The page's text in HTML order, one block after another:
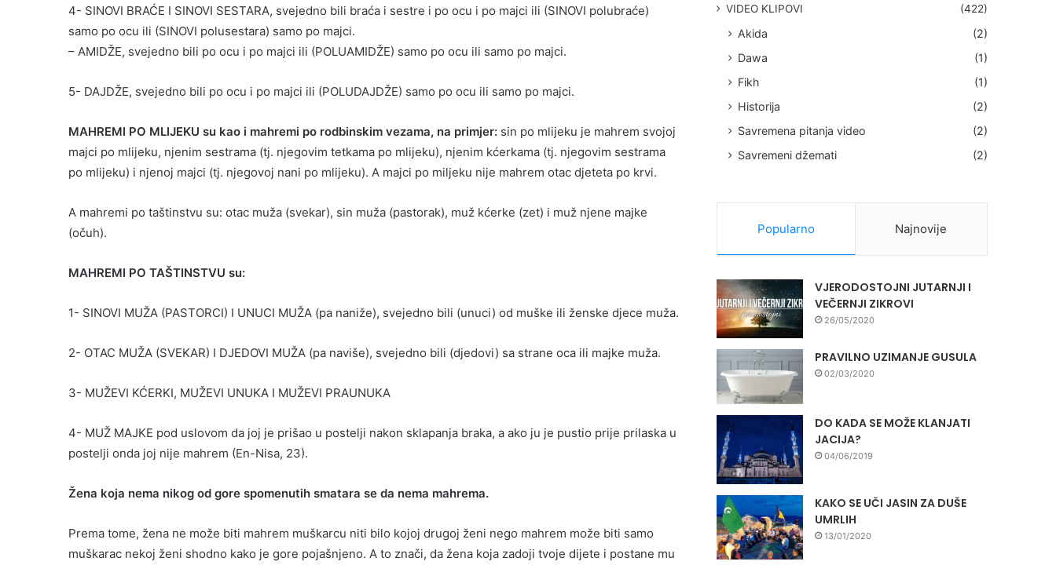
4- SINOVI BRAĆE I SINOVI SESTARA, svejedno bili braća i sestre i po ocu i po majci ili (SINOVI polubraće)
samo po ocu ili (SINOVI polusestara) samo po majci.
– AMIDŽE, svejedno bili po ocu i po majci ili (POLUAMIDŽE) samo po ocu ili samo po majci.
5- DAJDŽE, svejedno bili po ocu i po majci ili (POLUDAJDŽE) samo po ocu ili samo po majci.
MAHREMI PO MLIJEKU su kao i mahremi po rodbinskim vezama, na primjer: sin po mlijeku je mahrem svojoj
majci po mlijeku, njenim sestrama (tj. njegovim tetkama po mlijeku), njenim kćerkama (tj. njegovim sestrama
po mlijeku) i njenoj majci (tj. njegovoj nani po mlijeku). A majci po miljeku nije mahrem otac djeteta po krvi.
A mahremi po taštinstvu su: otac muža (svekar), sin muža (pastorak), muž kćerke (zet) i muž njene majke
(očuh).
MAHREMI PO TAŠTINSTVU su:
1- SINOVI MUŽA (PASTORCI) I UNUCI MUŽA (pa naniže), svejedno bili (unuci) od muške ili ženske djece muža.
2- OTAC MUŽA (SVEKAR) I DJEDOVI MUŽA (pa naviše), svejedno bili (djedovi) sa strane oca ili majke muža.
3- MUŽEVI KĆERKI, MUŽEVI UNUKA I MUŽEVI PRAUNUKA
4- MUŽ MAJKE pod uslovom da joj je prišao u postelji nakon sklapanja braka, a ako ju je pustio prije prilaska u
postelji onda joj nije mahrem (En-Nisa, 23).
Žena koja nema nikog od gore spomenutih smatara se da nema mahrema.
Prema tome, žena ne može biti mahrem muškarcu niti bilo kojoj drugoj ženi nego mahrem može biti samo
muškarac nekoj ženi shodno kako je gore pojašnjeno. A to znači, da žena koja zadoji tvoje dijete i postane mu
VIDEO KLIPOVI
(422)
Akida
(2)
Dawa
(1)
Fikh
(1)
Historija
(2)
Savremena pitanja video
(2)
Savremeni džemati
(2)
Popularno Najnovije
VJERODOSTOJNI JUTARNJI I
VEČERNJI ZIKROVI
26/05/2020
PRAVILNO UZIMANJE GUSULA
02/03/2020
DO KADA SE MOŽE KLANJATI
JACIJA?
04/06/2019
KAKO SE UČI JASIN ZA DUŠE
UMRLIH
13/01/2020